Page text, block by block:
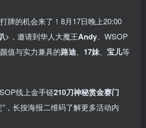
牌的机会来了！8月17日晚上20:00
>，邀请到华人大魔王Andy 、WSOP
颜值与实力兼具的路迪 17妹 宝儿等
线上金手链210刀神秘赏金赛门
”，长按海报二维码了解更多活动内